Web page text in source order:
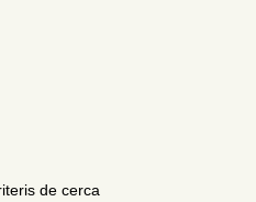
de cerca